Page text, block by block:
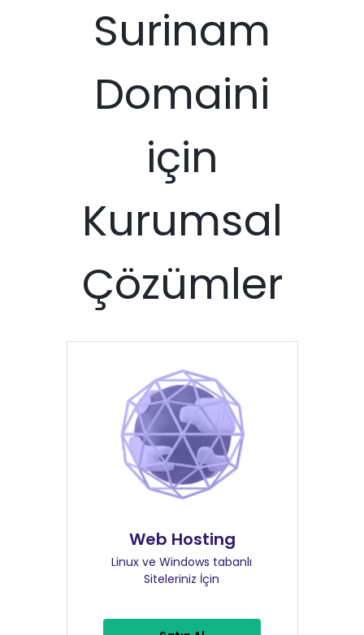
Surinam
Domaini
için
Kurumsal
Çözümler
Web Hosting
Linux ve Windows tabanlı
Siteleriniz İçin